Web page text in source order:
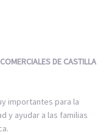
DE CASTILLA
importantes para la
y ayudar a las familias